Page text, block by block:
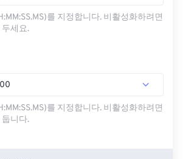
를 지정합니다. 비활성화하려면
세요.
00
를 지정합니다. 비활성화하려면
니다.